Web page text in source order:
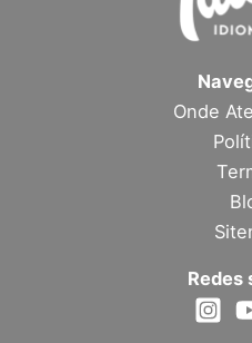
Onde
Redes